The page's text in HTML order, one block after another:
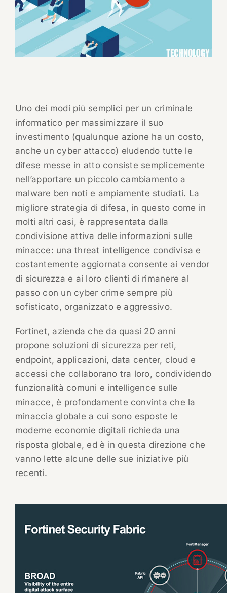
Uno dei modi più semplici per un criminale
informatico per massimizzare il suo
investimento (qualunque azione ha un costo,
anche un cyber attacco) eludendo tutte le
difese messe in atto consiste semplicemente
nell’apportare un piccolo cambiamento a
malware ben noti e ampiamente studiati. La
migliore strategia di difesa, in questo come in
molti altri casi, è rappresentata dalla
condivisione attiva delle informazioni sulle
minacce: una threat intelligence condivisa e
costantemente aggiornata consente ai vendor
di sicurezza e ai loro clienti di rimanere al
passo con un cyber crime sempre più
sofisticato, organizzato e aggressivo.
Fortinet, azienda che da quasi 20 anni
propone soluzioni di sicurezza per reti,
endpoint, applicazioni, data center, cloud e
accessi che collaborano tra loro, condividendo
funzionalità comuni e intelligence sulle
minacce, è profondamente convinta che la
minaccia globale a cui sono esposte le
moderne economie digitali richieda una
risposta globale, ed è in questa direzione che
vanno lette alcune delle sue iniziative più
recenti.